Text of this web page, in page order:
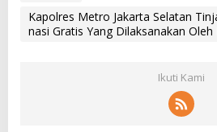
Kapolres Metro Jakarta Selatan
nasi Gratis Yang Dilaksanakan Oleh
Ikuti Kami